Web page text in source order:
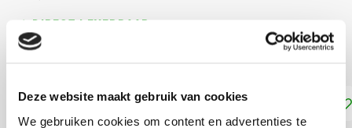
Deze website maakt gebruik van cookies
We gebruiken cookies om content en advertenties te
DIRECT LEVERBAAR
Toevoegen aan winkelwagen